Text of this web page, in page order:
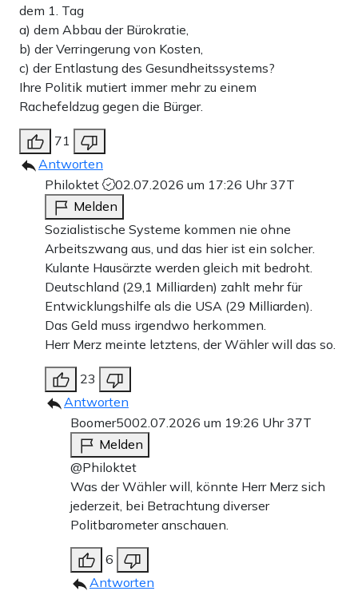
dem 1. Tag
a) dem Abbau der Bürokratie,
b) der Verringerung von Kosten,
c) der Entlastung des Gesundheitssystems?
Ihre Politik mutiert immer mehr zu einem
Rachefeldzug gegen die Bürger.
71
Antworten
Philoktet
02.07.2026 um 17:26 Uhr37T
Melden
Sozialistische Systeme kommen nie ohne
Arbeitszwang aus, und das hier ist ein solcher.
Kulante Hausärzte werden gleich mit bedroht.
Deutschland (29,1 Milliarden) zahlt mehr für
Entwicklungshilfe als die USA (29 Milliarden).
Das Geld muss irgendwo herkommen.
Herr Merz meinte letztens, der Wähler will das so.
23
Antworten
Boomer5002.07.2026 um 19:26 Uhr37T
Melden
@Philoktet
Was der Wähler will, könnte Herr Merz sich
jederzeit, bei Betrachtung diverser
Politbarometer anschauen.
6
Antworten